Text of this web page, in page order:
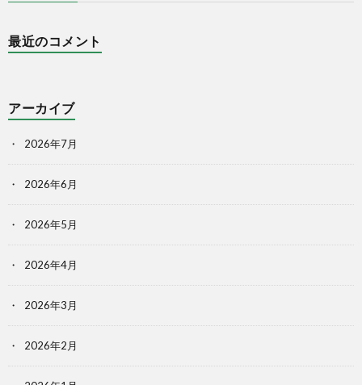
最近のコメント
アーカイブ
2026年7月
2026年6月
2026年5月
2026年4月
2026年3月
2026年2月